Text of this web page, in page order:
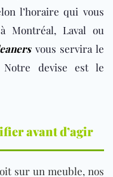
l’horaire qui vous
Montréal, Laval ou
vous servira le
Notre devise est le
avant d’agir
sur un meuble, nos